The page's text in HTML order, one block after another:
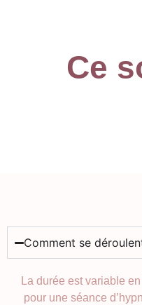
Ce
Comment se
La durée est variable
pour une séance